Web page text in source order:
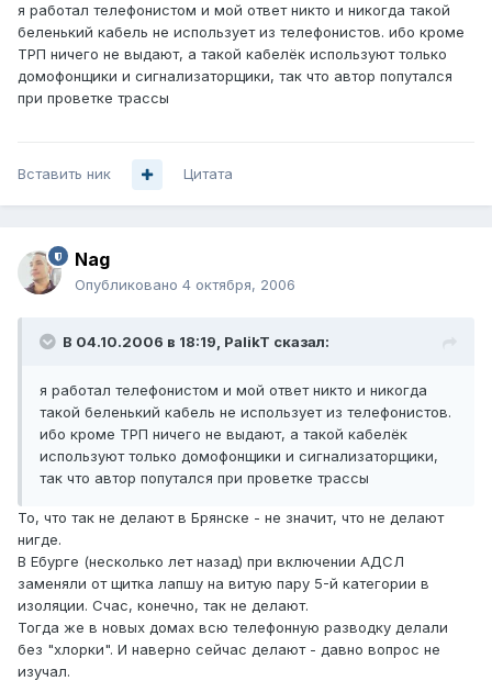
я работал телефонистом и мой ответ никто и никогда такой
беленький кабель не использует из телефонистов. ибо кроме
ТРП ничего не выдают, а такой кабелёк используют только
домофонщики и сигнализаторщики, так что автор попутался
при проветке трассы
Вставить ник Цитата
Nag
Опубликовано 4 октября, 2006
В 04.10.2006 в 18:19, PalikT сказал:
я работал телефонистом и мой ответ никто и никогда
такой беленький кабель не использует из телефонистов.
ибо кроме ТРП ничего не выдают, а такой кабелёк
используют только домофонщики и сигнализаторщики,
так что автор попутался при проветке трассы
То, что так не делают в Брянске - не значит, что не делают
нигде.
В Ебурге (несколько лет назад) при включении АДСЛ
заменяли от щитка лапшу на витую пару 5-й категории в
изоляции. Счас, конечно, так не делают.
Тогда же в новых домах всю телефонную разводку делали
без "хлорки". И наверно сейчас делают - давно вопрос не
изучал.